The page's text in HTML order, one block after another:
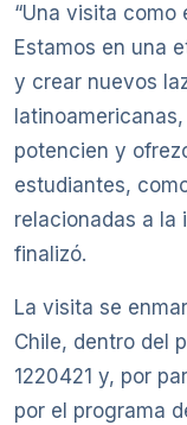
“Una visita como
Estamos en una
y crear nuevos
potencien y
estudiantes,
relacionadas a la
finalizó.
La visita se
Chile, dentro del
1220421 y, por
por el programa